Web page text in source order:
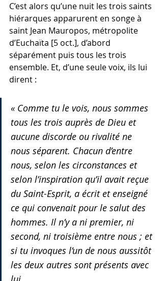
C’est alors qu’une nuit les trois saints
hiérarques apparurent en songe à
saint Jean Mauropos, métropolite
d’Euchaïta [5 oct.], d’abord
séparément puis tous les trois
ensemble. Et, d’une seule voix, ils lui
dirent :
« Comme tu le vois, nous sommes
tous les trois auprès de Dieu et
aucune discorde ou rivalité ne
nous séparent. Chacun d’entre
nous, selon les circonstances et
selon l’inspiration qu’il avait reçue
du Saint-Esprit, a écrit et enseigné
ce qui convenait pour le salut des
hommes. Il n’y a ni premier, ni
second, ni troisième entre nous ; et
si tu invoques l’un de nous aussitôt
les deux autres sont présents avec